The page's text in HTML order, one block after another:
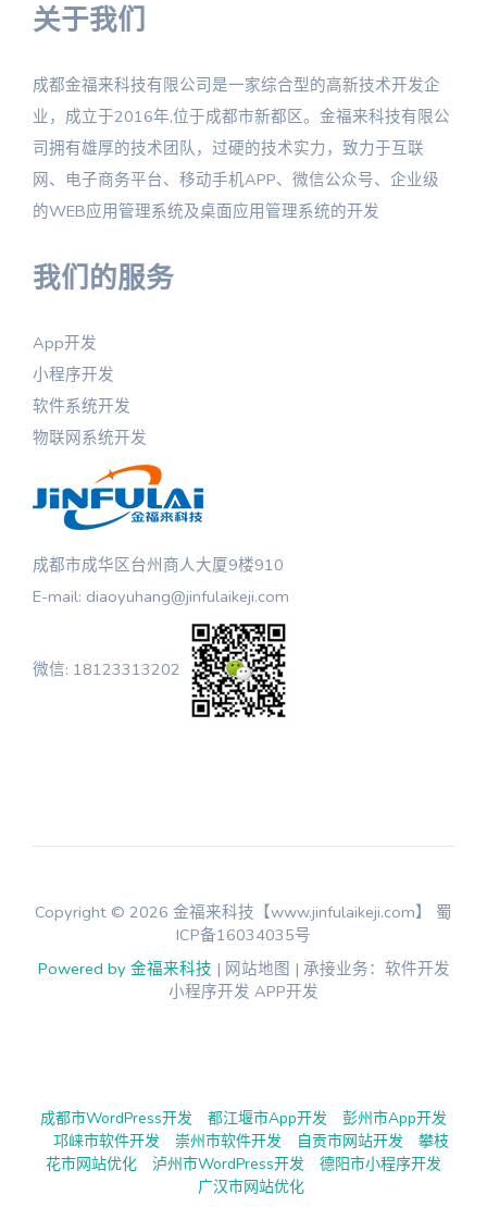
关于我们
成都金福来科技有限公司是一家综合型的高新技术开发企
业，成立于2016年,位于成都市新都区。金福来科技有限公
司拥有雄厚的技术团队，过硬的技术实力，致力于互联
网、电子商务平台、移动手机APP、微信公众号、企业级
的WEB应用管理系统及桌面应用管理系统的开发
我们的服务
App开发
小程序开发
软件系统开发
物联网系统开发
成都市成华区台州商人大厦9楼910
E-mail: diaoyuhang@jinfulaikeji.com
微信: 18123313202
Copyright © 2026 金福来科技【www.jinfulaikeji.com】 蜀
ICP备16034035号
Powered by 金福来科技 | 网站地图 | 承接业务：软件开发
小程序开发 APP开发
成都市WordPress开发 都江堰市App开发
彭州市App开发
邛崃市软件开发
崇州市软件开发 自贡市网站开发
攀枝
花市网站优化
泸州市WordPress开发
德阳市小程序开发
广汉市网站优化